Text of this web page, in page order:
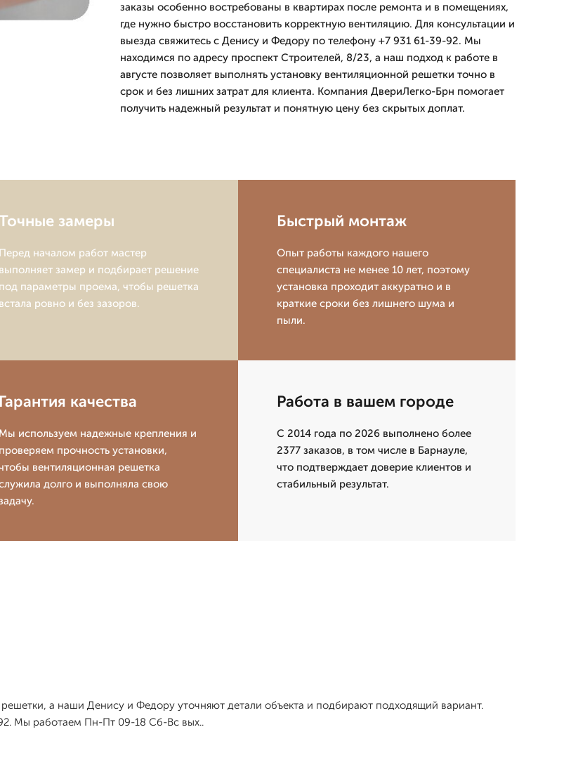
заказы особенно востребованы в квартирах после ремонта и в помещениях,
где нужно быстро восстановить корректную вентиляцию. Для консультации и
выезда свяжитесь с Денису и Федору по телефону +7 931 61-39-92. Мы
находимся по адресу проспект Строителей, 8/23, а наш подход к работе в
августе позволяет выполнять установку вентиляционной решетки точно в
срок и без лишних затрат для клиента. Компания ДвериЛегко-Брн помогает
получить надежный результат и понятную цену без скрытых доплат.
замеры
Перед началом работ мастер
выполняет замер и подбирает решение
под параметры проема, чтобы решетка
встала ровно и без зазоров.
Быстрый монтаж
Опыт работы каждого нашего
специалиста не менее 10 лет, поэтому
установка проходит аккуратно и в
краткие сроки без лишнего шума и
пыли.
Гарантия качества
Мы используем надежные крепления и
проверяем прочность установки,
вентиляционная решетка
долго и выполняла свою
Работа в вашем городе
С 2014 года по 2026 выполнено более
2377 заказов, в том числе в Барнауле,
что подтверждает доверие клиентов и
стабильный результат.
решетки, а наши Денису и Федору уточняют детали объекта и подбирают подходящий вариант.
Мы работаем Пн-Пт 09-18 Сб-Вс вых..